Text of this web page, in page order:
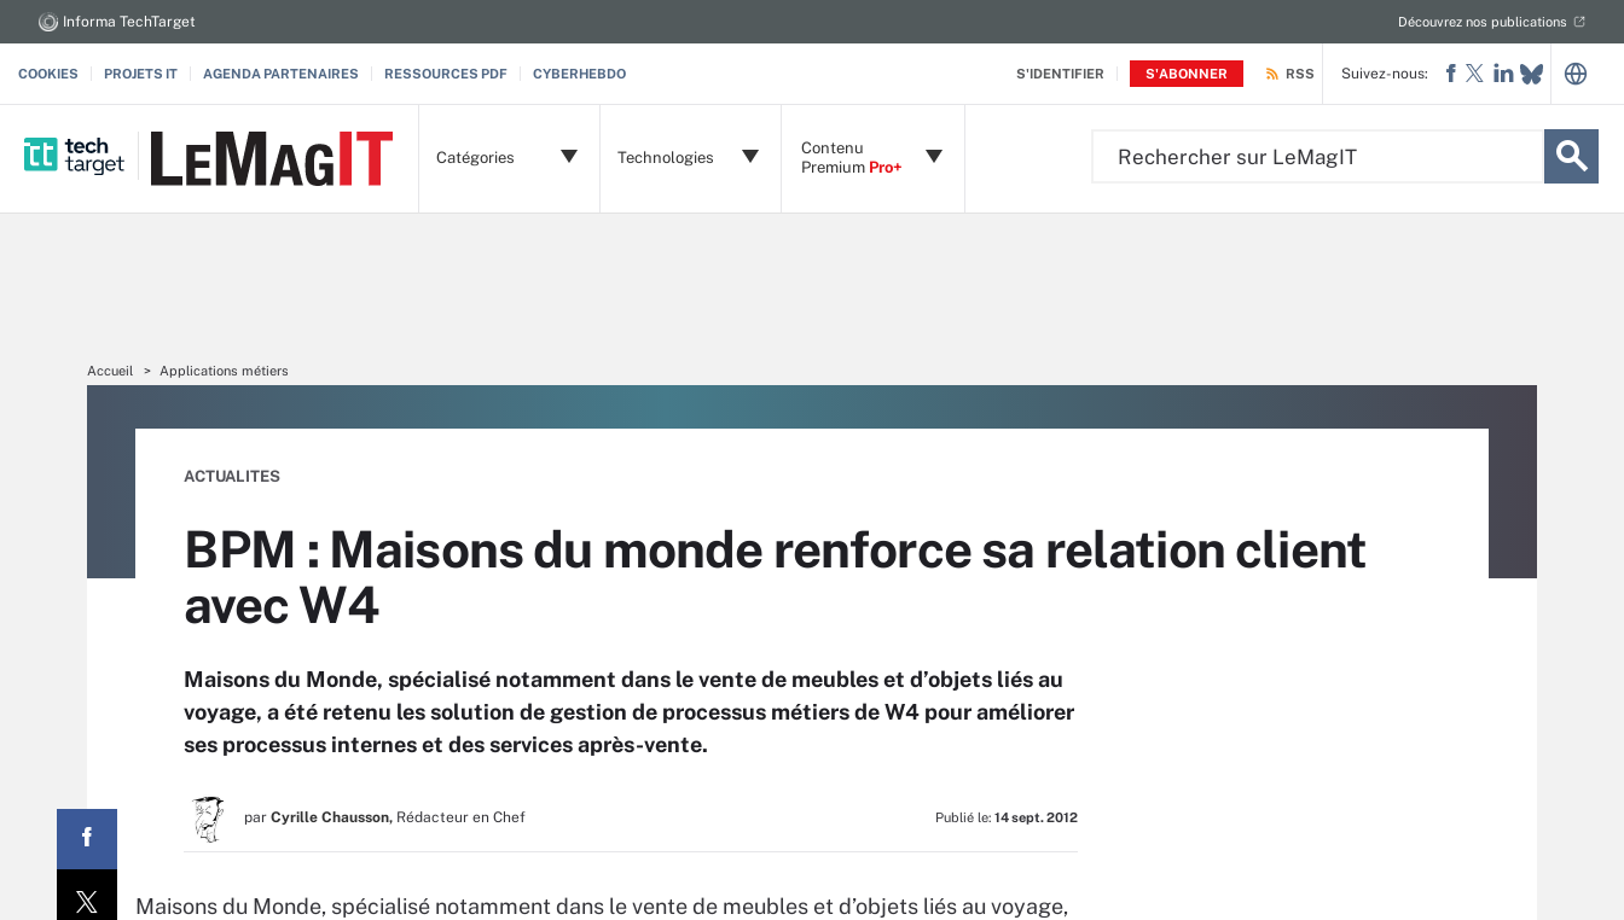
S'IDENTIFIER S'ABONNER
Informa TechTarget Découvrez nos publications
COOKIES PROJETS IT AGENDA PARTENAIRES RESSOURCES PDF CYBERHEBDO RSS
Catégories Technologies
Contenu
Premium Pro+
Suivez-nous:
Accueil Applications métiers
ACTUALITES
BPM : Maisons du monde renforce sa relation client
avec W4
Maisons du Monde, spécialisé notamment dans le vente de meubles et d’objets liés au
voyage, a été retenu les solution de gestion de processus métiers de W4 pour améliorer
ses processus internes et des services après-vente.
par Cyrille Chausson, Rédacteur en Chef Publié le: 14 sept. 2012
Maisons du Monde, spécialisé notamment dans le vente de meubles et d’objets liés au voyage,